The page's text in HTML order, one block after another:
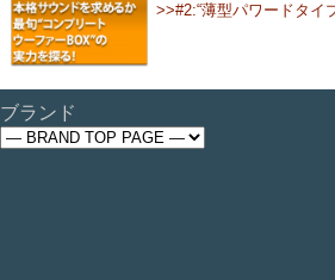
>>#2:“薄型パワードタイ
ブランド